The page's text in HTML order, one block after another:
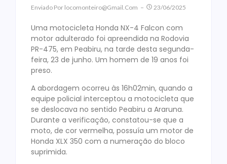
Enviado Por Locomonteiro@gmail.com 23/06/2025
Uma motocicleta Honda NX-4 Falcon com
motor adulterado foi apreendida na Rodovia
PR-475, em Peabiru, na tarde desta segunda-
feira, 23 de junho. Um homem de 19 anos foi
preso.
A abordagem ocorreu às 16h02min, quando a
equipe policial interceptou a motocicleta que
se deslocava no sentido Peabiru a Araruna.
Durante a verificação, constatou-se que a
moto, de cor vermelha, possuía um motor de
Honda XLX 350 com a numeração do bloco
suprimida.